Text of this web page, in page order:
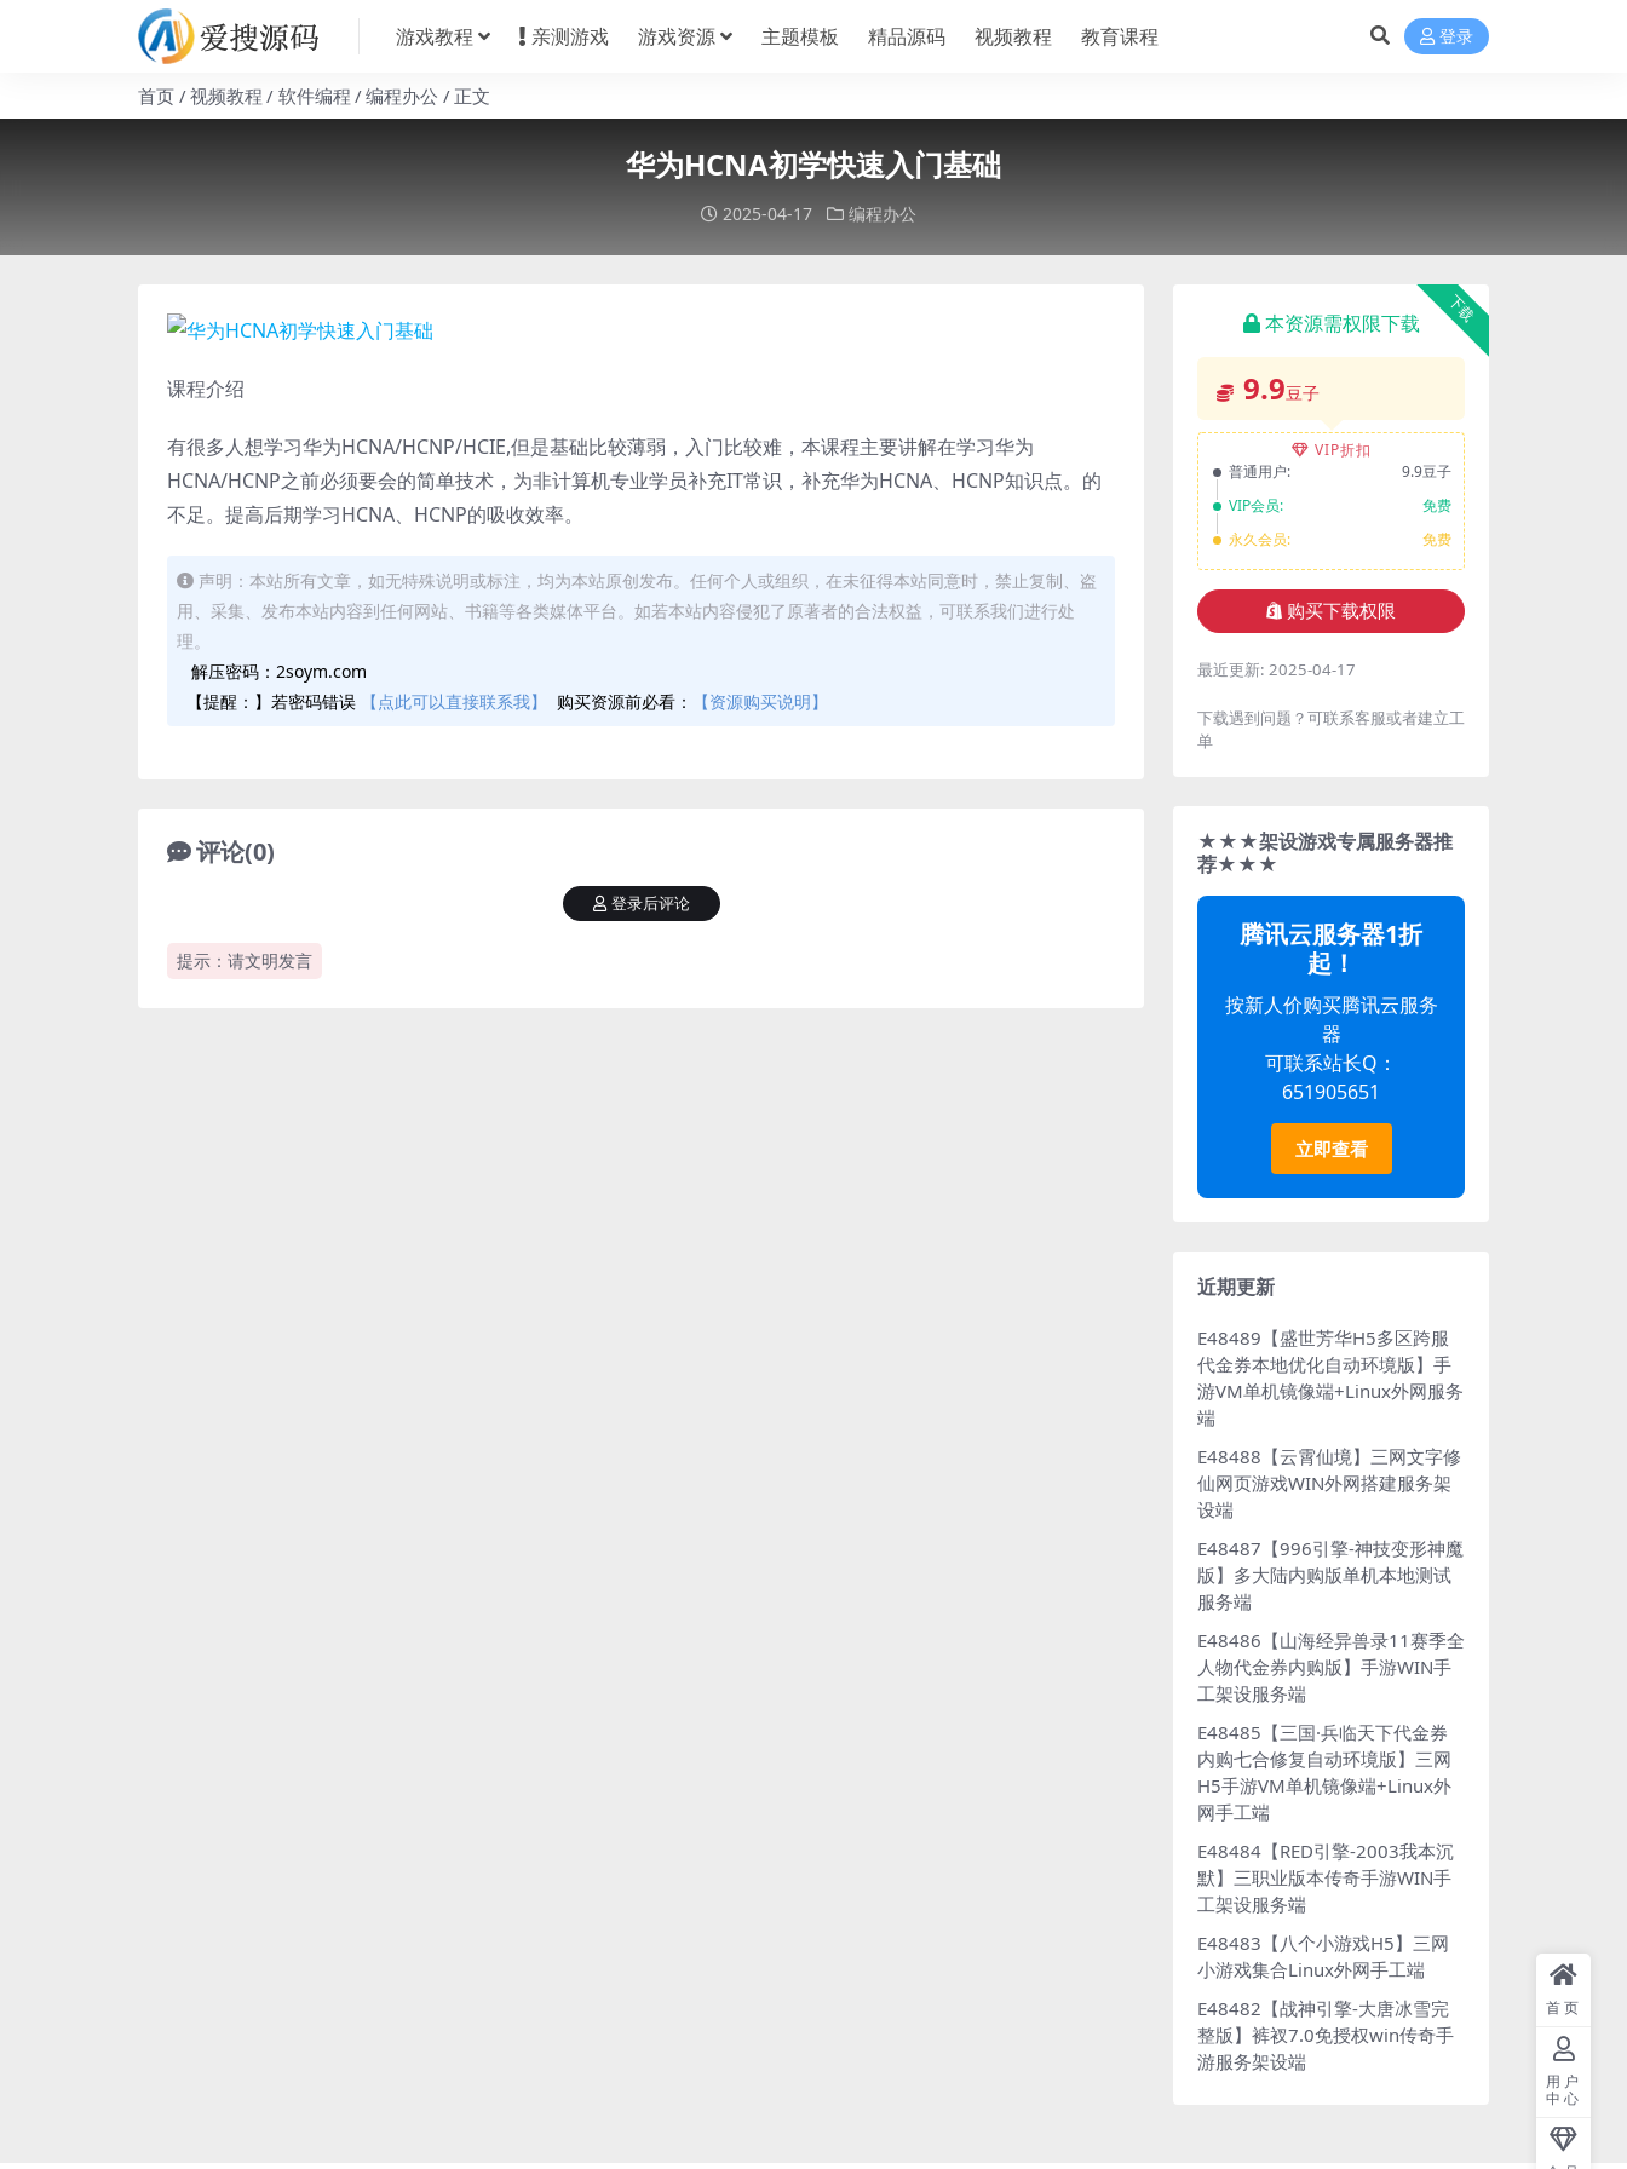
游戏教程 亲测游戏 游戏资源 主题模板 精品源码 视频教程 教育课程 登录
首页 视频教程 软件编程 编程办公 正文
华为HCNA初学快速入门基础
2025-04-17 编程办公
课程介绍
有很多人想学习华为HCNA/HCNP/HCIE,但是基础比较薄弱，入门比较难，本课程主要讲解在学习华为
HCNA/HCNP之前必须要会的简单技术，为非计算机专业学员补充IT常识，补充华为HCNA、HCNP知识点。的
不足。提高后期学习HCNA、HCNP的吸收效率。
声明：本站所有文章，如无特殊说明或标注，均为本站原创发布。任何个人或组织，在未征得本站同意时，禁止复制、盗
用、采集、发布本站内容到任何网站、书籍等各类媒体平台。如若本站内容侵犯了原著者的合法权益，可联系我们进行处
理。
解压密码：2soym.com
【提醒：】若密码错误
【点此可以直接联系我】 购买资源前必看： 【资源购买说明】
评论(0)
提示：请文明发言
登录后评论
下载
本资源需权限下载
9.9豆子
VIP折扣
普通用户:
9.9豆子
VIP会员:
免费
永久会员:
免费
购买下载权限
最近更新: 2025-04-17
下载遇到问题？可联系客服或者建立工
单
★★★架设游戏专属服务器推
荐★★★
腾讯云服务器1折
起！
按新人价购买腾讯云服务
器
可联系站长Q：
651905651
立即查看
近期更新
E48489【盛世芳华H5多区跨服
代金券本地优化自动环境版】手
游VM单机镜像端+Linux外网服务
端
E48488【云霄仙境】三网文字修
仙网页游戏WIN外网搭建服务架
设端
E48487【996引擎-神技变形神魔
版】多大陆内购版单机本地测试
服务端
E48486【山海经异兽录11赛季全
人物代金券内购版】手游WIN手
工架设服务端
E48485【三国·兵临天下代金券
内购七合修复自动环境版】三网
H5手游VM单机镜像端+Linux外
网手工端
E48484【RED引擎-2003我本沉
默】三职业版本传奇手游WIN手
工架设服务端
E48483【八个小游戏H5】三网
小游戏集合Linux外网手工端
E48482【战神引擎-大唐冰雪完
整版】裤衩7.0免授权win传奇手
游服务架设端
首页
用户
中心